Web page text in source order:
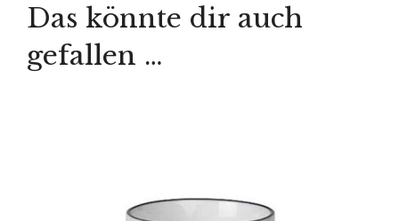
Das könnte dir auch
gefallen …